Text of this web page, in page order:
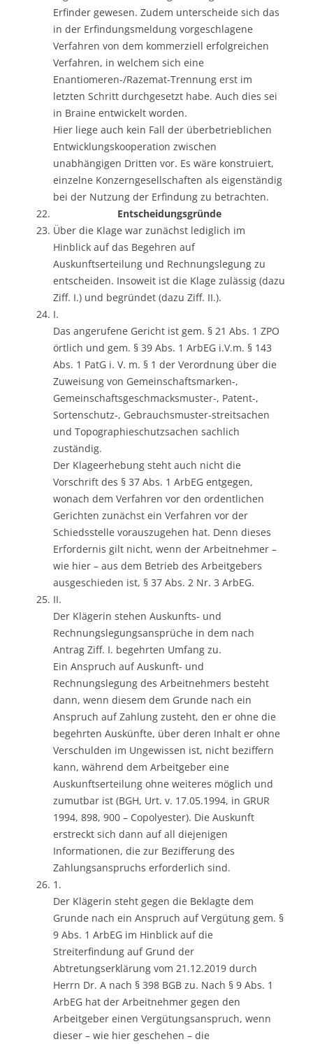
Erfinder gewesen. Zudem unterscheide sich das
in der Erfindungsmeldung vorgeschlagene
Verfahren von dem kommerziell erfolgreichen
Verfahren, in welchem sich eine
Enantiomeren-/Razemat-Trennung erst im
letzten Schritt durchgesetzt habe. Auch dies sei
in Braine entwickelt worden.
Hier liege auch kein Fall der überbetrieblichen
Entwicklungskooperation zwischen
unabhängigen Dritten vor. Es wäre konstruiert,
einzelne Konzerngesellschaften als eigenständig
bei der Nutzung der Erfindung zu betrachten.
Entscheidungsgründe
Über die Klage war zunächst lediglich im
Hinblick auf das Begehren auf
Auskunftserteilung und Rechnungslegung zu
entscheiden. Insoweit ist die Klage zulässig (dazu
Ziff. I.) und begründet (dazu Ziff. II.).
I.
Das angerufene Gericht ist gem. § 21 Abs. 1 ZPO
örtlich und gem. § 39 Abs. 1 ArbEG i.V.m. § 143
Abs. 1 PatG i. V. m. § 1 der Verordnung über die
Zuweisung von Gemeinschaftsmarken-,
Gemeinschaftsgeschmacksmuster-, Patent-,
Sortenschutz-, Gebrauchsmuster-streitsachen
und Topographieschutzsachen sachlich
zuständig.
Der Klageerhebung steht auch nicht die
Vorschrift des § 37 Abs. 1 ArbEG entgegen,
wonach dem Verfahren vor den ordentlichen
Gerichten zunächst ein Verfahren vor der
Schiedsstelle vorauszugehen hat. Denn dieses
Erfordernis gilt nicht, wenn der Arbeitnehmer –
wie hier – aus dem Betrieb des Arbeitgebers
ausgeschieden ist, § 37 Abs. 2 Nr. 3 ArbEG.
II.
Der Klägerin stehen Auskunfts- und
Rechnungslegungsansprüche in dem nach
Antrag Ziff. I. begehrten Umfang zu.
Ein Anspruch auf Auskunft- und
Rechnungslegung des Arbeitnehmers besteht
dann, wenn diesem dem Grunde nach ein
Anspruch auf Zahlung zusteht, den er ohne die
begehrten Auskünfte, über deren Inhalt er ohne
Verschulden im Ungewissen ist, nicht beziffern
kann, während dem Arbeitgeber eine
Auskunftserteilung ohne weiteres möglich und
zumutbar ist (BGH, Urt. v. 17.05.1994, in GRUR
1994, 898, 900 – Copolyester). Die Auskunft
erstreckt sich dann auf all diejenigen
Informationen, die zur Bezifferung des
Zahlungsanspruchs erforderlich sind.
1.
Der Klägerin steht gegen die Beklagte dem
Grunde nach ein Anspruch auf Vergütung gem. §
9 Abs. 1 ArbEG im Hinblick auf die
Streiterfindung auf Grund der
Abtretungserklärung vom 21.12.2019 durch
Herrn Dr. A nach § 398 BGB zu. Nach § 9 Abs. 1
ArbEG hat der Arbeitnehmer gegen den
Arbeitgeber einen Vergütungsanspruch, wenn
dieser – wie hier geschehen – die